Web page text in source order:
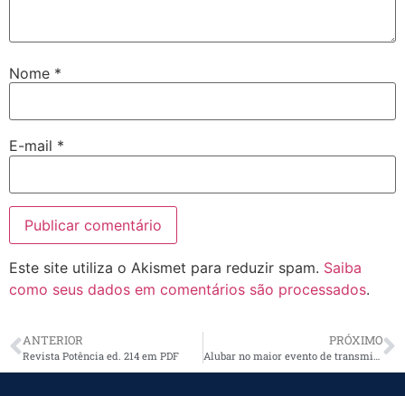
Nome *
E-mail *
Este site utiliza o Akismet para reduzir spam. Saiba
como seus dados em comentários são processados.
ANTERIOR
Revista Potência ed. 214 em PDF
PRÓXIMO